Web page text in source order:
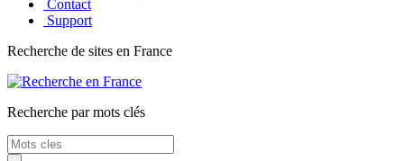
Contact
Support
Recherche de sites en France
Recherche par mots clés